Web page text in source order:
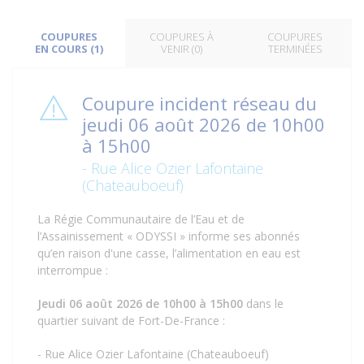
COUPURES
EN COURS (1)
COUPURES À
VENIR (0)
COUPURES
TERMINÉES
Coupure incident réseau du
jeudi 06 août 2026 de 10h00
à 15h00
- Rue Alice Ozier Lafontaine
(Chateauboeuf)
La Régie Communautaire de l’Eau et de
l’Assainissement « ODYSSI » informe ses abonnés
qu’en raison d'une casse, l’alimentation en eau est
interrompue :
Jeudi 06 août 2026 de 10h00 à 15h00 dans le
quartier suivant de Fort-De-France :
- Rue Alice Ozier Lafontaine (Chateauboeuf)